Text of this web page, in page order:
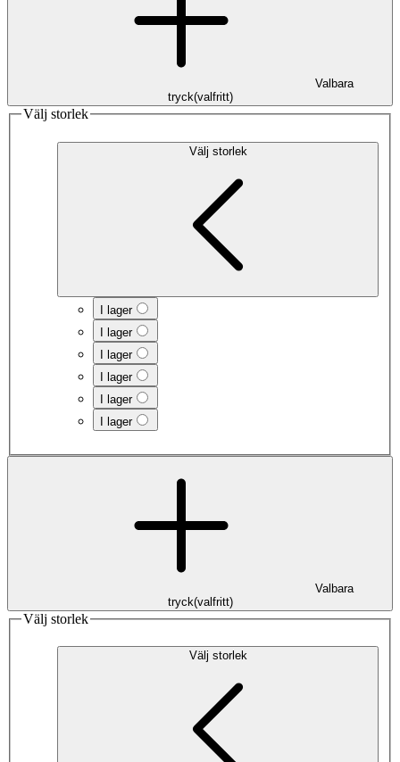
Valbara
tryck(valfritt)
Välj storlek
Välj storlek
I lager
I lager
I lager
I lager
I lager
I lager
Valbara
tryck(valfritt)
Välj storlek
Välj storlek